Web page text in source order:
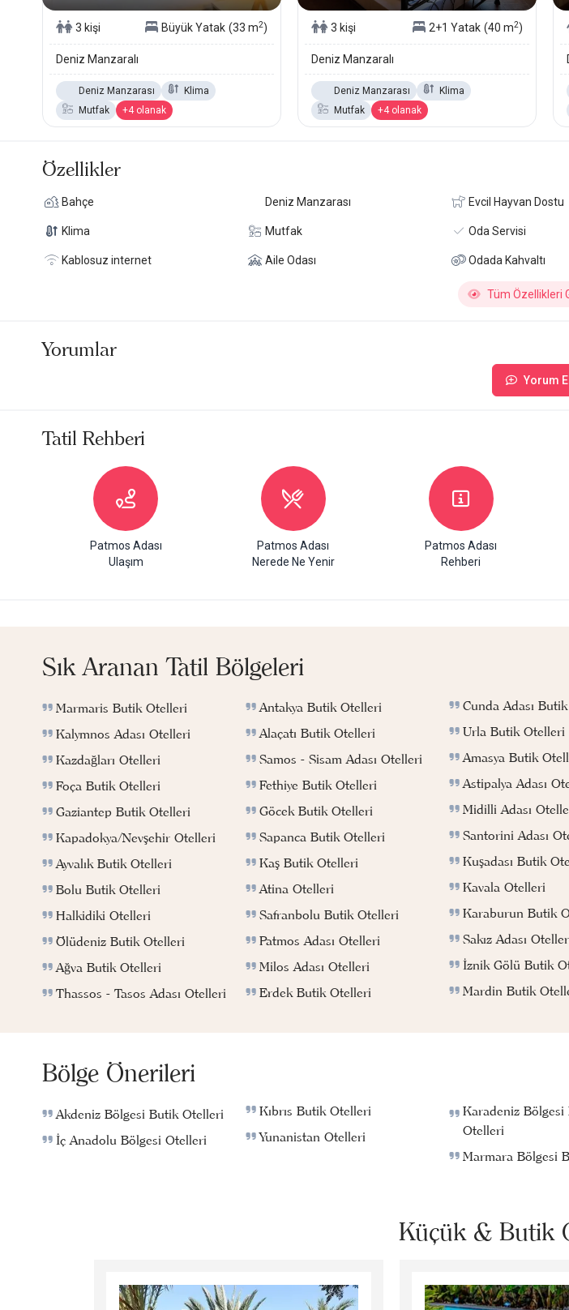
3 kişi Büyük Yatak (33 m2)
Deniz Manzaralı
Deniz Manzarası
Klima
Mutfak
+4 olanak
3 kişi 2+1 Yatak (40 m2)
Deniz Manzaralı
Deniz Manzarası
Klima
Mutfak
+4 olanak
Özellikler
Bahçe Deniz Manzarası Evcil Hayvan Dostu
Klima Mutfak Oda Servisi
Kablosuz internet Aile Odası Odada Kahvaltı
Tüm Özellikleri
Yorumlar
Yorum
Tatil Rehberi
Patmos Adası
Ulaşım
Patmos Adası
Nerede Ne Yenir
Patmos Adası
Rehberi
Sık Aranan Tatil Bölgeleri
Marmaris Butik Otelleri
Kalymnos Adası Otelleri
Kazdağları Otelleri
Foça Butik Otelleri
Gaziantep Butik Otelleri
Kapadokya/Nevşehir Otelleri
Ayvalık Butik Otelleri
Bolu Butik Otelleri
Halkidiki Otelleri
Ölüdeniz Butik Otelleri
Ağva Butik Otelleri
Thassos - Tasos Adası Otelleri
Antakya Butik Otelleri
Alaçatı Butik Otelleri
Samos - Sisam Adası Otelleri
Fethiye Butik Otelleri
Göcek Butik Otelleri
Sapanca Butik Otelleri
Kaş Butik Otelleri
Atina Otelleri
Safranbolu Butik Otelleri
Patmos Adası Otelleri
Milos Adası Otelleri
Erdek Butik Otelleri
Cunda Adası
Urla Butik Otelleri
Amasya Butik
Astipalya Adası
Midilli Adası
Santorini Adası
Kuşadası Butik
Kavala Otelleri
Karaburun Butik
Sakız Adası
İznik Gölü Butik
Mardin Butik
Bölge Önerileri
Akdeniz Bölgesi Butik Otelleri
İç Anadolu Bölgesi Otelleri
Kıbrıs Butik Otelleri
Yunanistan Otelleri
Karadeniz
Otelleri
Marmara Bölgesi
Küçük & Butik